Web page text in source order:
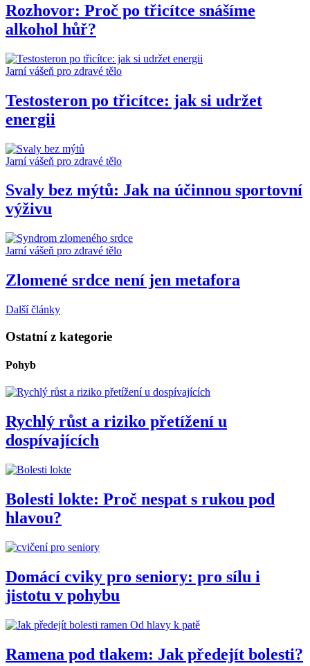
Rozhovor: Proč po třicítce snášíme
alkohol hůř?
Jarní vášeň pro zdravé tělo
Testosteron po třicítce: jak si udržet
energii
Jarní vášeň pro zdravé tělo
Svaly bez mýtů: Jak na účinnou sportovní
výživu
Jarní vášeň pro zdravé tělo
Zlomené srdce není jen metafora
Další články
Ostatní z kategorie
Pohyb
Rychlý růst a riziko přetížení u
dospívajících
Bolesti lokte: Proč nespat s rukou pod
hlavou?
Domácí cviky pro seniory: pro sílu i
jistotu v pohybu
Od hlavy k patě
Ramena pod tlakem: Jak předejít bolesti?